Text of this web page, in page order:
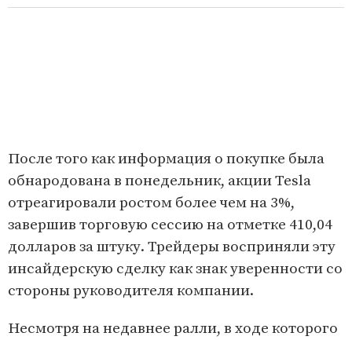
После того как информация о покупке была
обнародована в понедельник, акции Tesla
отреагировали ростом более чем на 3%,
завершив торговую сессию на отметке 410,04
долларов за штуку. Трейдеры восприняли эту
инсайдерскую сделку как знак уверенности со
стороны руководителя компании.
Несмотря на недавнее ралли, в ходе которого